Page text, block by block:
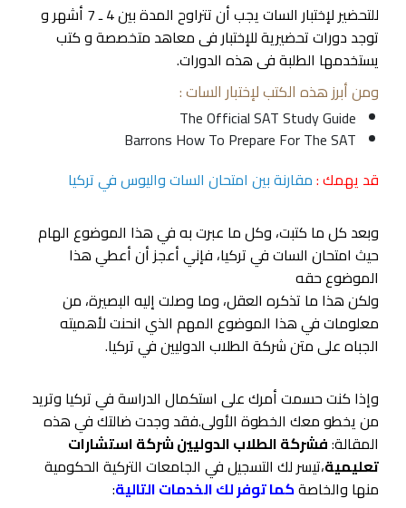
للتحضير لإختبار السات يجب أن تتراوح المدة بين 4 ـ 7 أشهر و
توجد دورات تحضيرية للإختبار فى معاهد متخصصة و كتب
يستخدمها الطلبة فى هذه الدورات.
ومن أبرز هذه الكتب لإختبار السات :
The Official SAT Study Guide
Barrons How To Prepare For The SAT
قد يهمك :مقارنة بين امتحان السات واليوس في تركيا
وبعد كل ما كتبت، وكل ما عبرت به في هذا الموضوع الهام
حيث امتحان السات في تركيا، فإني أعجز أن أعطي هذا
الموضوع حقه
ولكن هذا ما تذكره العقل، وما وصلت إليه البصيرة، من
معلومات في هذا الموضوع المهم الذي انحنت لأهميته
الجباه على متن شركة الطلاب الدوليين في تركيا.
وإذا كنت حسمت أمرك على استكمال الدراسة في تركيا وتريد
من يخطو معك الخطوة الأولى.فقد وجدت ضالتك في هذه
المقالة:فشركة الطلاب الدوليين شركة استشارات
تعليمية،تيسر لك التسجيل في الجامعات التركية الحكومية
منها والخاصةكما توفر لك الخدمات التالية: